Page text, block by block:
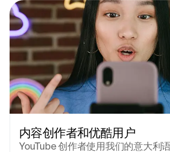
内容创作者和优酷用户
YouTube 创作者使用我们的意大利